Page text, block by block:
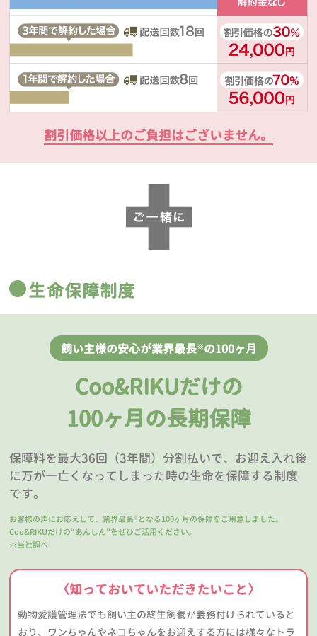
割引価格以上のご負担はございません。
生命保障制度
飼い主様の安心が業界最長※の100ヶ月
Coo&RIKUだけの
100ヶ月の長期保障
保障料を最大36回（3年間）分割払いで、お迎え入れ後
に万が一亡くなってしまった時の生命を保障する制度
です。
お客様の声にお応えして、業界最長 ※ となる100ヶ月の保障をご用意しました。
Coo&RIKUだけの“あんしん”をぜひご活用ください。
※当社調べ
〈知っておいていただきたいこと〉
動物愛護管理法でも飼い主の終生飼養が義務付けられていると
おり、ワンちゃんやネコちゃんをお迎えする方には様々なトラ